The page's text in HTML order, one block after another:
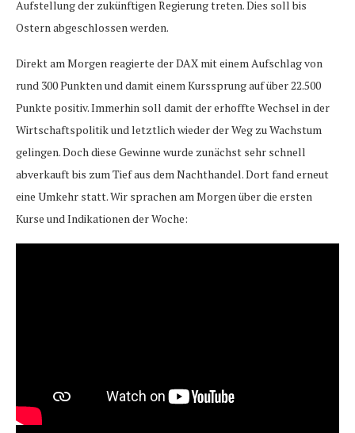
Aufstellung der zukünftigen Regierung treten. Dies soll bis
Ostern abgeschlossen werden.
Direkt am Morgen reagierte der DAX mit einem Aufschlag von
rund 300 Punkten und damit einem Kurssprung auf über 22.500
Punkte positiv. Immerhin soll damit der erhoffte Wechsel in der
Wirtschaftspolitik und letztlich wieder der Weg zu Wachstum
gelingen. Doch diese Gewinne wurde zunächst sehr schnell
abverkauft bis zum Tief aus dem Nachthandel. Dort fand erneut
eine Umkehr statt. Wir sprachen am Morgen über die ersten
Kurse und Indikationen der Woche: